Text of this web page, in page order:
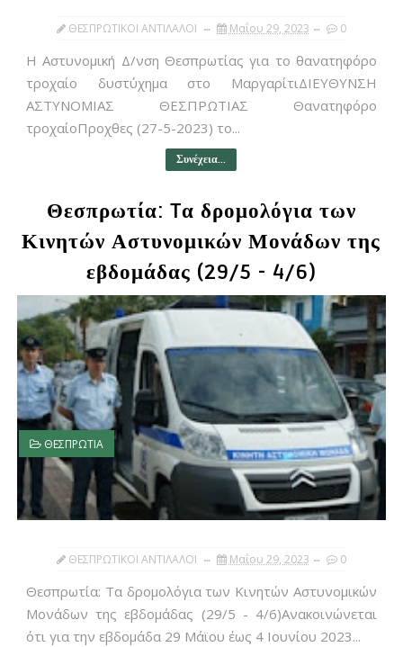
ΘΕΣΠΡΩΤΙΚΟΙ ΑΝΤΙΛΑΛΟΙ Μαΐου 29, 2023 0
Η Αστυνομική Δ/νση Θεσπρωτίας για το θανατηφόρο
τροχαίο δυστύχημα στο ΜαργαρίτιΔΙΕΥΘΥΝΣΗ
ΑΣΤΥΝΟΜΙΑΣ ΘΕΣΠΡΩΤΙΑΣ Θανατηφόρο
τροχαίοΠροχθες (27-5-2023) το...
Συνέχεια...
Θεσπρωτία: Tα δρομολόγια των
Κινητών Αστυνομικών Μονάδων της
εβδομάδας (29/5 - 4/6)
ΘΕΣΠΡΩΤΙΑ
ΘΕΣΠΡΩΤΙΚΟΙ ΑΝΤΙΛΑΛΟΙ Μαΐου 29, 2023 0
Θεσπρωτία: Tα δρομολόγια των Κινητών Αστυνομικών
Μονάδων της εβδομάδας (29/5 - 4/6)Ανακοινώνεται
ότι για την εβδομάδα 29 Μάϊου έως 4 Ιουνίου 2023...